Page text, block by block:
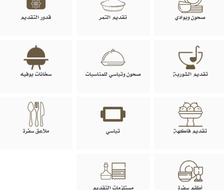
صحون وبوادي تقديم التمر قدور التقديم
تقديم الشوربة صحون وتباسي للمناسبات سخانات بوفيه
تقديم فاكهة تباسي ملاعق سفرة
أطقم سفرة مستلزمات التقديم